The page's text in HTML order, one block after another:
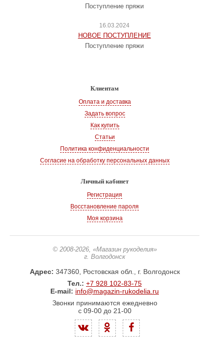
Поступление пряжи
16.03.2024
НОВОЕ ПОСТУПЛЕНИЕ
Поступление пряжи
Клиентам
Оплата и доставка
Задать вопрос
Как купить
Статьи
Политика конфиденциальности
Согласие на обработку персональных данных
Личный кабинет
Регистрация
Восстановление пароля
Моя корзина
© 2008-2026, «Магазин рукоделия»
г. Волгодонск
Адрес: 347360, Ростовская обл., г. Волгодонск
Тел.: +7 928 102-83-75
E-mail: info@magazin-rukodelia.ru
Звонки принимаются ежедневно
с 09-00 до 21-00